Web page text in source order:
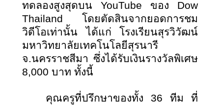
ทดลองสูงสุดบน YouTube ของ Dow
Thailand โดยตัดสินจากยอดการชม
วิดีโอเท่านั้น ได้แก่ โรงเรียนสุรวิวัฒน์
มหาวิทยาลัยเทคโนโลยีสุรนารี
จ.นครราชสีมา ซึ่งได้รับเงินรางวัลพิเศษ
8,000 บาท ทั้งนี้
คุณครูที่ปรึกษาของทั้ง 36 ทีม ที่